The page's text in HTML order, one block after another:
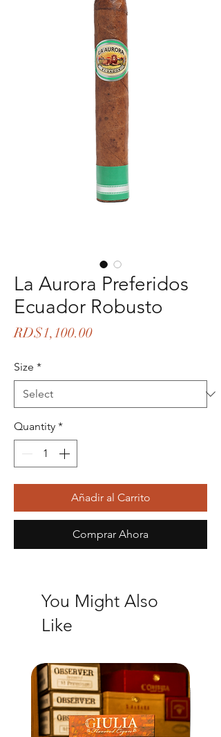
La Aurora Preferidos
Ecuador Robusto
RD$1,100.00Price
Size *
Quantity *
Añadir al Carrito
Comprar Ahora
You Might Also
Like